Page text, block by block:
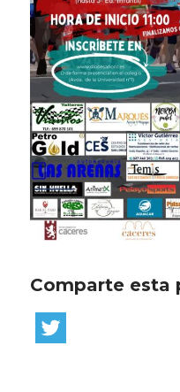
Comparte esta